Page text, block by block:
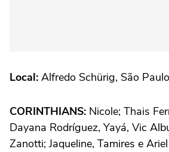
Local: Alfredo Schürig, São
CORINTHIANS: Nicole; Thais
Dayana Rodríguez, Yayá, Vic
Zanotti; Jaqueline, Tamires e